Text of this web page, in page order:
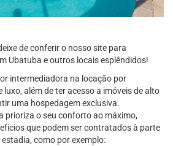
de conferir o nosso site para
Ubatuba e outros locais esplêndidos!
intermediadora na locação por
além de ter acesso a imóveis de alto
uma hospedagem exclusiva.
prioriza o seu conforto ao máximo,
que podem ser contratados à parte
como por exemplo: